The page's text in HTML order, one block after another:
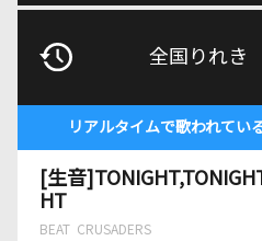
全国りれき
リアルタイムで歌われてい
[生音
HT
BEAT CRUSADERS